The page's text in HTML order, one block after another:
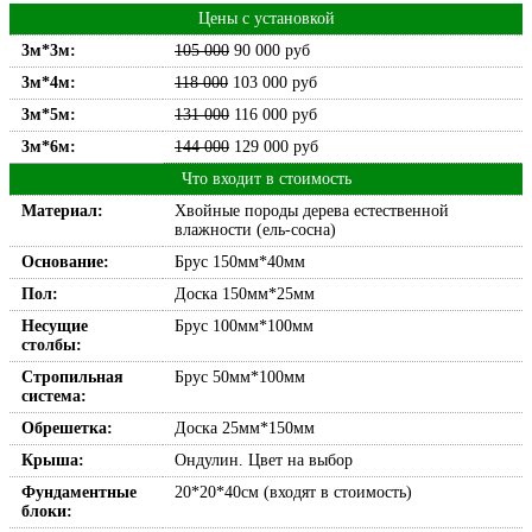
Цены с установкой
3м*3м:
105 000 90 000 руб
3м*4м:
118 000 103 000 руб
3м*5м:
131 000 116 000 руб
3м*6м:
144 000 129 000 руб
Что входит в стоимость
Материал:
Хвойные породы дерева естественной
влажности (ель-сосна)
Основание:
Брус 150мм*40мм
Пол:
Доска 150мм*25мм
Несущие
столбы:
Брус 100мм*100мм
Стропильная
система:
Брус 50мм*100мм
Обрешетка:
Доска 25мм*150мм
Крыша:
Ондулин. Цвет на выбор
Фундаментные
блоки:
20*20*40см (входят в стоимость)